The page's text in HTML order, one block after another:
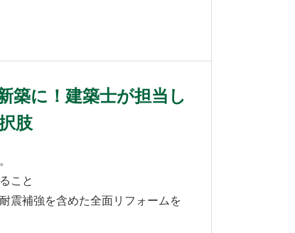
築に！建築士が担当し
肢
こと
震補強を含めた全面リフォームを